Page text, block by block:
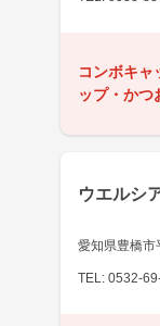
コンボキャ
ップ・かつ
ウエルシ
愛知県豊橋市
TEL: 0532-